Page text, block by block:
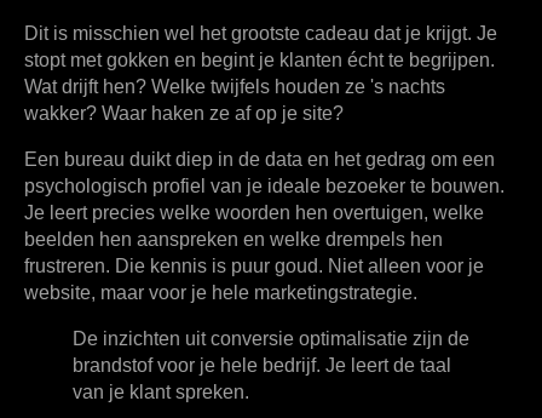
Dit is misschien wel het grootste cadeau dat je krijgt. Je
stopt met gokken en begint je klanten écht te begrijpen.
Wat drijft hen? Welke twijfels houden ze 's nachts
wakker? Waar haken ze af op je site?
Een bureau duikt diep in de data en het gedrag om een
psychologisch profiel van je ideale bezoeker te bouwen.
Je leert precies welke woorden hen overtuigen, welke
beelden hen aanspreken en welke drempels hen
frustreren. Die kennis is puur goud. Niet alleen voor je
website, maar voor je hele marketingstrategie.
De inzichten uit conversie optimalisatie zijn de
brandstof voor je hele bedrijf. Je leert de taal
van je klant spreken.